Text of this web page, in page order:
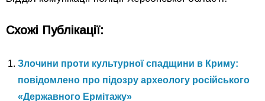
Схожі Публікації:
Злочини проти культурної спадщини в Криму:
повідомлено про підозру археологу російського
«Державного Ермітажу»